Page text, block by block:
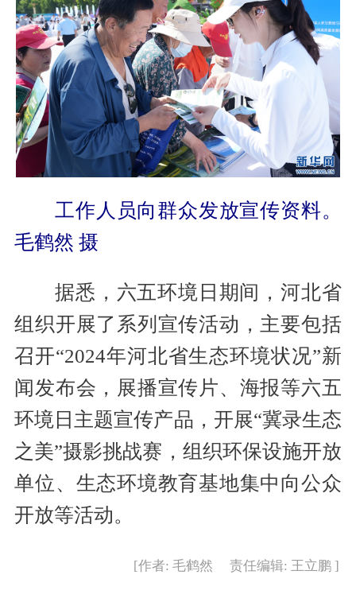
工作人员向群众发放宣传资料。
毛鹤然 摄
据悉，六五环境日期间，河北省
组织开展了系列宣传活动，主要包括
召开“2024年河北省生态环境状况”新
闻发布会，展播宣传片、海报等六五
环境日主题宣传产品，开展“冀录生态
之美”摄影挑战赛，组织环保设施开放
单位、生态环境教育基地集中向公众
开放等活动。
[作者: 毛鹤然 责任编辑: 王立鹏 ]